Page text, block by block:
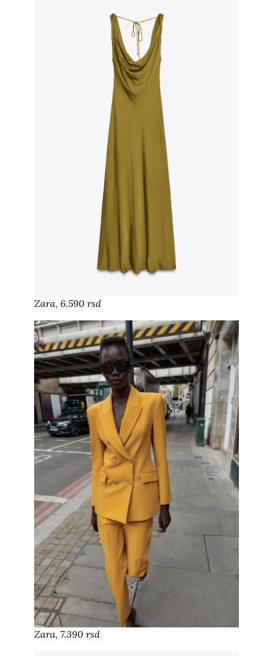
Zara, 6.590 rsd
Zara, 7.390 rsd